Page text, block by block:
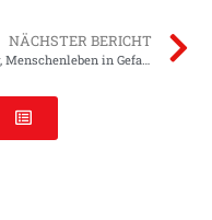
NÄCHSTER BERICHT
Feuer, Menschenleben in Gefahr